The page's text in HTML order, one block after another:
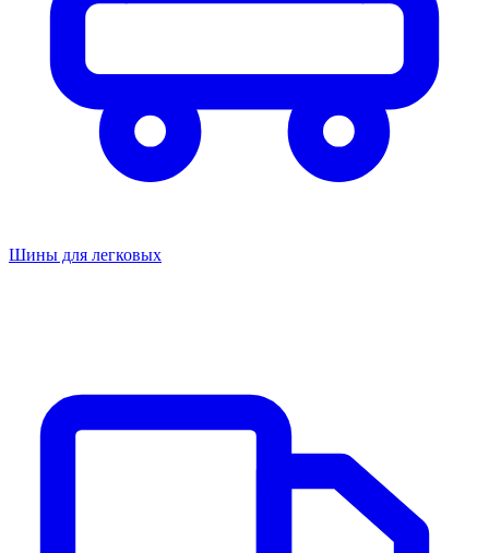
Шины для легковых